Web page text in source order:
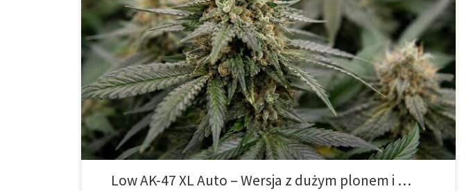
Nowoczesna odmiana dla wymagających hodowców Świat automatów nieustannie się
rozwija, a Low AK-47 XL Auto to doskonały dowód na to, jak daleko zaszła genetyka
marihuany autofloweringowej. Nowa wersja od THC-THC została stworzona dla tych,
którzy pragną połączyć szybki cykl kwitnienia, duży plon i wysokie stężenie THC w
jednej, kompaktowej roślinie. […]
Low AK-47 XL Auto – Wersja z dużym plonem i …